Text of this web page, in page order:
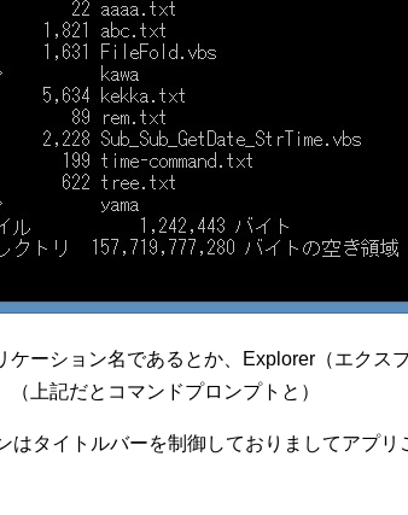
ケーション名であるとか、Explorer（エクス
上記だとコマンドプロンプトと）
はタイトルバーを制御しておりましてアプリ